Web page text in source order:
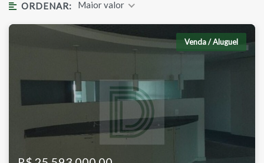
ORDENAR: Maior valor
Venda / Aluguel